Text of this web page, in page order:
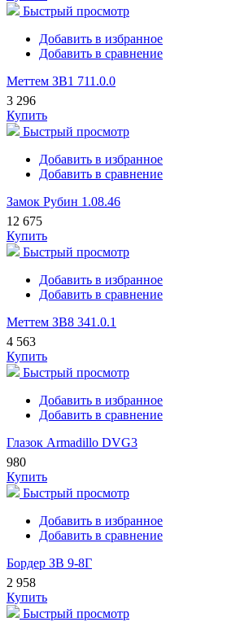
Быстрый просмотр
Добавить в избранное
Добавить в сравнение
Меттем ЗВ1 711.0.0
3 296
Купить
Быстрый просмотр
Добавить в избранное
Добавить в сравнение
Замок Рубин 1.08.46
12 675
Купить
Быстрый просмотр
Добавить в избранное
Добавить в сравнение
Меттем ЗВ8 341.0.1
4 563
Купить
Быстрый просмотр
Добавить в избранное
Добавить в сравнение
Глазок Armadillo DVG3
980
Купить
Быстрый просмотр
Добавить в избранное
Добавить в сравнение
Бордер ЗВ 9-8Г
2 958
Купить
Быстрый просмотр